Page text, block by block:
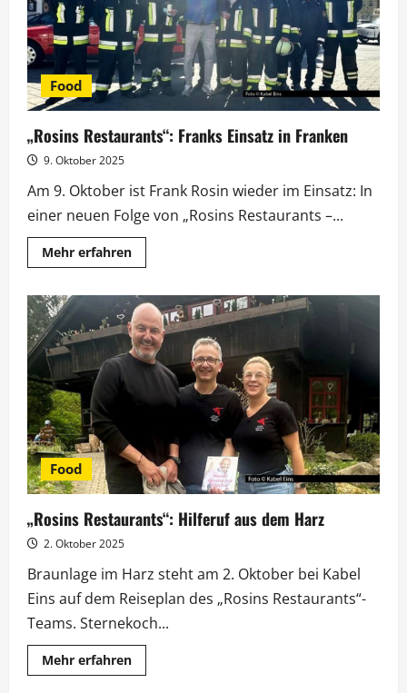
Food
„Rosins Restaurants“: Franks Einsatz in Franken
9. Oktober 2025
Am 9. Oktober ist Frank Rosin wieder im Einsatz: In
einer neuen Folge von „Rosins Restaurants –...
Mehr erfahrenMehr
Informationen
Restaurants“:
Franks
Einsatz
in
Franken
Food
„Rosins Restaurants“: Hilferuf aus dem Harz
2. Oktober 2025
Braunlage im Harz steht am 2. Oktober bei Kabel
Eins auf dem Reiseplan des „Rosins Restaurants“-
Teams. Sternekoch...
Mehr erfahrenMehr
Informationen